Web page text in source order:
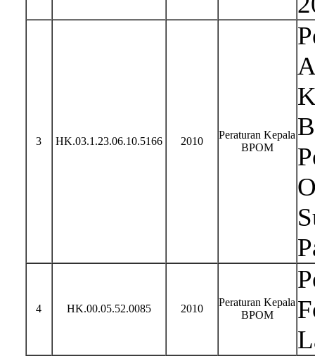
3 HK.03.1.23.06.10.5166 2010
Peraturan Kepala
BPOM
4 HK.00.05.52.0085 2010
Peraturan Kepala
BPOM